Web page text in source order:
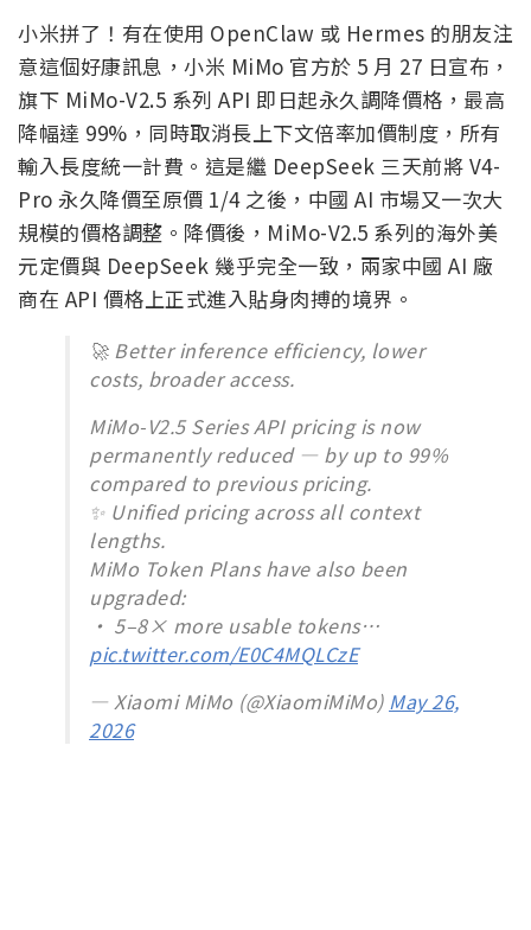
小米拼了！有在使用 OpenClaw 或 Hermes 的朋友注
意這個好康訊息，小米 MiMo 官方於 5 月 27 日宣布，
旗下 MiMo-V2.5 系列 API 即日起永久調降價格，最高
降幅達 99%，同時取消長上下文倍率加價制度，所有
輸入長度統一計費。這是繼 DeepSeek 三天前將 V4-
Pro 永久降價至原價 1/4 之後，中國 AI 市場又一次大
規模的價格調整。降價後，MiMo-V2.5 系列的海外美
元定價與 DeepSeek 幾乎完全一致，兩家中國 AI 廠
商在 API 價格上正式進入貼身肉搏的境界。
🚀 Better inference efficiency, lower
costs, broader access.
MiMo-V2.5 Series API pricing is now
permanently reduced — by up to 99%
compared to previous pricing.
✨ Unified pricing across all context
lengths.
MiMo Token Plans have also been
upgraded:
• 5–8× more usable tokens…
pic.twitter.com/E0C4MQLCzE
— Xiaomi MiMo (@XiaomiMiMo) May 26,
2026